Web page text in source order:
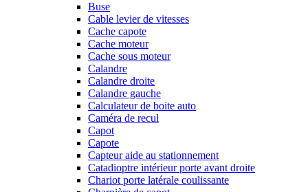
Buse
Cable levier de vitesses
Cache capote
Cache moteur
Cache sous moteur
Calandre
Calandre droite
Calandre gauche
Calculateur de boite auto
Caméra de recul
Capot
Capote
Capteur aide au stationnement
Catadioptre intérieur porte avant droite
Chariot porte latérale coulissante